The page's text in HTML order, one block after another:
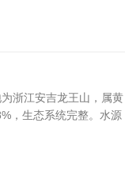
浙江安吉龙王山，属黄
，生态系统完整。水源